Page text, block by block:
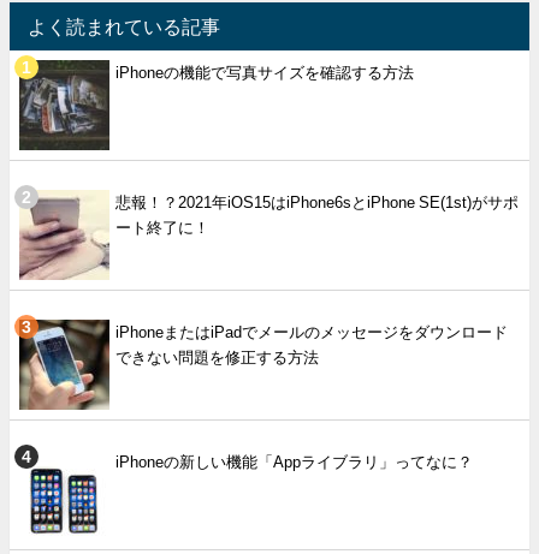
よく読まれている記事
iPhoneの機能で写真サイズを確認する方法
悲報！？2021年iOS15はiPhone6sとiPhone SE(1st)がサポ
ート終了に！
iPhoneまたはiPadでメールのメッセージをダウンロード
できない問題を修正する方法
iPhoneの新しい機能「Appライブラリ」ってなに？